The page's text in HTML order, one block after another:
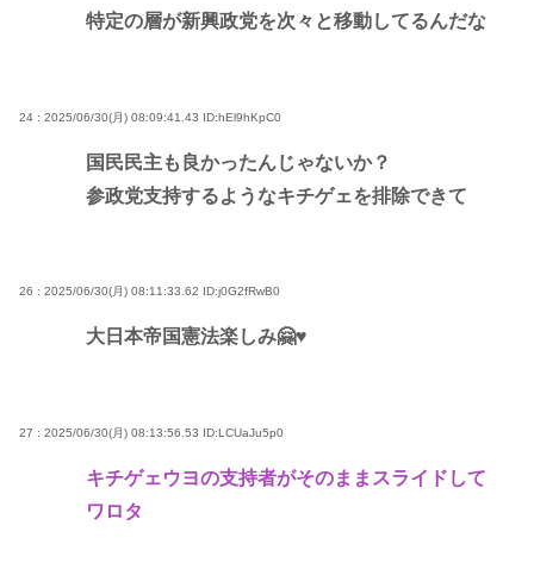
特定の層が新興政党を次々と移動してるんだな
24 : 2025/06/30(月) 08:09:41.43 ID:hEl9hKpC0
国民民主も良かったんじゃないか？
参政党支持するようなキチゲェを排除できて
26 : 2025/06/30(月) 08:11:33.62 ID:j0G2fRwB0
大日本帝国憲法楽しみ🤗♥
27 : 2025/06/30(月) 08:13:56.53 ID:LCUaJu5p0
キチゲェウヨの支持者がそのままスライドして
ワロタ